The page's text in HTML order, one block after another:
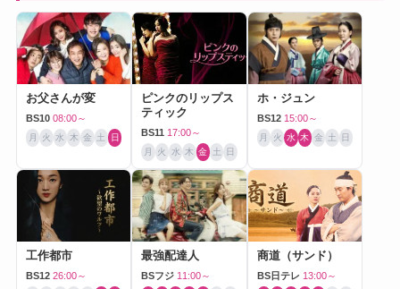
お父さんが変
BS10 08:00～
月 火 水 木 金 土 日
ピンクのリップス
ティック
BS11 17:00～
月 火 水 木 金 土 日
ホ・ジュン
BS12 15:00～
月 火 水 木 金 土 日
工作都市
BS12 26:00～
最強配達人
BSフジ 11:00～
商道（サンド）
BS日テレ 13:00～